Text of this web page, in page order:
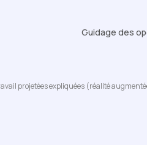
Guidage des
projetées expliquées (réalité